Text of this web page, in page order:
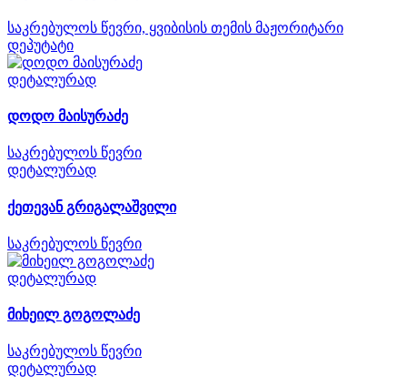
საკრებულოს წევრი, ყვიბისის თემის მაჟორიტარი
დეპუტატი
დეტალურად
დოდო მაისურაძე
საკრებულოს წევრი
დეტალურად
ქეთევან გრიგალაშვილი
საკრებულოს წევრი
დეტალურად
მიხეილ გოგოლაძე
საკრებულოს წევრი
დეტალურად